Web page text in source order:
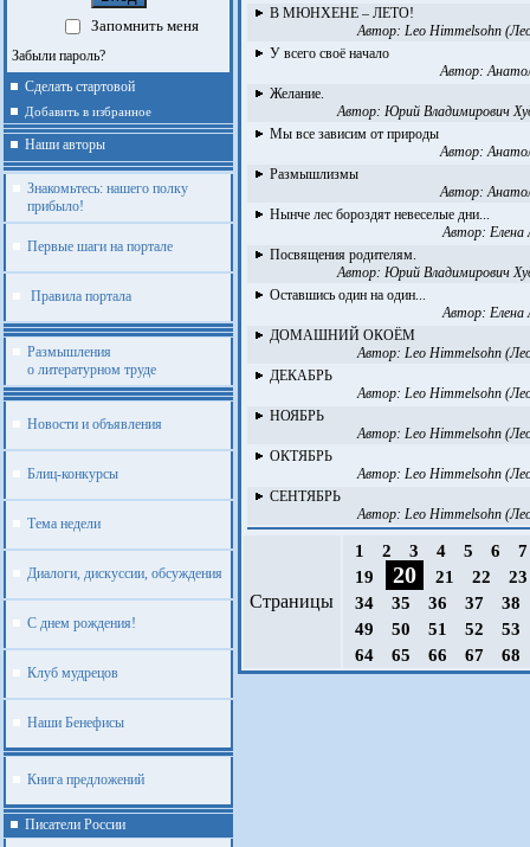
Запомнить меня
Забыли пароль?
Сделать стартовой
Добавить в избранное
Наши авторы
Знакомьтесь: нашего полку
прибыло!
Первые шаги на портале
Правила портала
Размышления
о литературном труде
Новости и объявления
Блиц-конкурсы
Тема недели
Диалоги, дискуссии, обсуждения
С днем рождения!
Клуб мудрецов
Наши Бенефисы
Книга предложений
Писатели России
В МЮНХЕНЕ – ЛЕТО!
Автор: Leo Himmelsohn
У всего своё начало
Автор:
Желание.
Автор: Юрий Владимирович
Мы все зависим от природы
Автор:
Размышлизмы
Автор:
Нынче лес бороздят невеселые дни...
Автор: Елена
Посвящения родителям.
Автор: Юрий Владимирович
Оставшись один на один...
Автор: Елена
ДОМАШНИЙ ОКОЁМ
Автор: Leo Himmelsohn
ДЕКАБРЬ
Автор: Leo Himmelsohn
НОЯБРЬ
Автор: Leo Himmelsohn
ОКТЯБРЬ
Автор: Leo Himmelsohn
СЕНТЯБРЬ
Автор: Leo Himmelsohn
Страницы
1 2 3 4 5 6
19
20 21 22
34
35 36 37
38
49
50 51 52
53
64
65 66 67 68